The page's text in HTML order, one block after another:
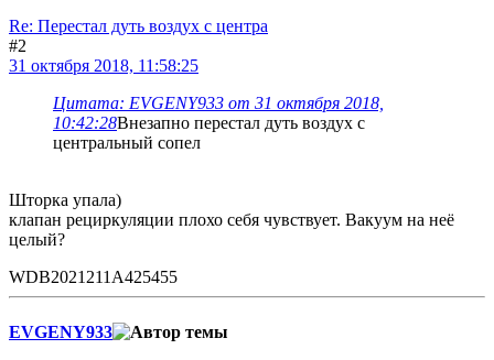
Re: Перестал дуть воздух с центра
#2
31 октября 2018, 11:58:25
Цитата: EVGENY933 от 31 октября 2018,
10:42:28Внезапно перестал дуть воздух с
центральный сопел
Шторка упала)
клапан рециркуляции плохо себя чувствует. Вакуум на неё
целый?
WDB2021211A425455
EVGENY933